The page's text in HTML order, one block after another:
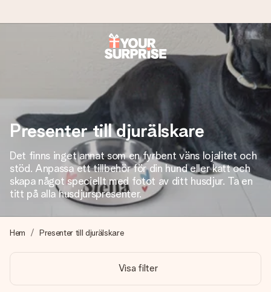
Beställ idag, skickas inom 1 arbetsdag
Vi skapar din gåva med omsorg och skickar den blixtsnabbt
– så att du kan ge den i precis rätt tid, när det betyder som
4,6 (baserat på +15 000 recensioner)
Våra gåvor inspirerar. Kunder ger oss 4,6 på Google
Reviews.
Skapa något unikt med bara några få steg – med hennes
namn, ditt foto eller ett meddelande som verkligen berör
hennes hjärta. Inget krångel, bara med all kärlek för stunden.
Presenter till djurälskare
Det finns inget annat som en fyrbent väns lojalitet och
stöd. Anpassa ett tillbehör för din hund eller katt och
skapa något speciellt med fotot av ditt husdjur. Ta en
titt på alla husdjurspresenter.
Hem Presenter till djurälskare
Visa filter